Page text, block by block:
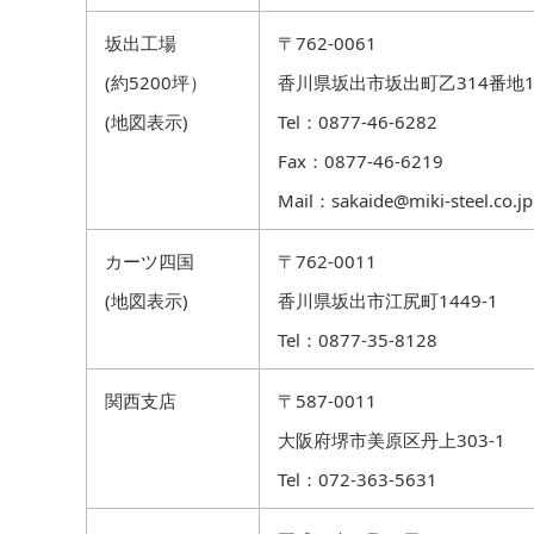
坂出工場
(約5200坪）
(地図表示)
〒762-0061
香川県坂出市坂出町乙314番地
Tel：0877-46-6282
Fax：0877-46-6219
Mail： sakaide@miki-steel.co.jp
カーツ四国
(地図表示)
〒762-0011
香川県坂出市江尻町1449-1
Tel：0877-35-8128
関西支店
〒587-0011
大阪府堺市美原区丹上303-1
Tel：072-363-5631